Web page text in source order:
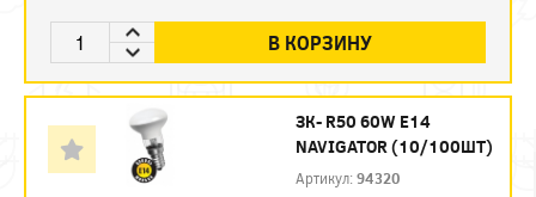
В КОРЗИНУ
ЗК- R50 60W E14
NAVIGATOR (10/100ШТ)
Артикул:94320